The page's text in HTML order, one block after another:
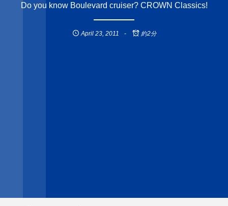
Do you know Boulevard cruiser? CROWN Classics!
April 23 2011 約2分